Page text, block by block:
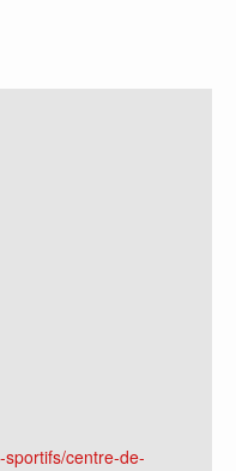
centre-de-